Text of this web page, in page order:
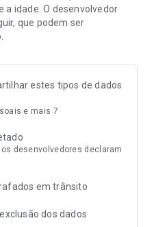
documentos,
a idade. O desenvolvedor
que podem ser
estes tipos de dados
e mais 7
desenvolvedores declaram
em trânsito
dos dados